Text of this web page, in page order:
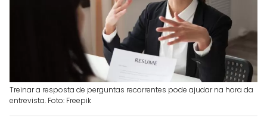
Treinar a resposta de perguntas recorrentes pode ajudar na hora da
entrevista. Foto: Freepik